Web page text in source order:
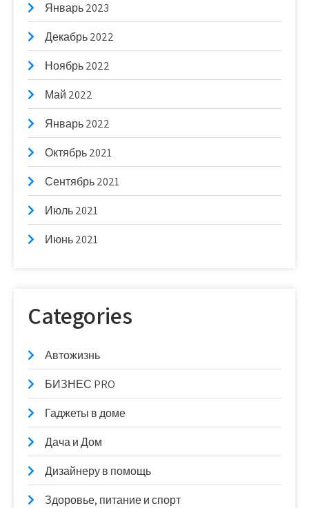
Январь 2023
Декабрь 2022
Ноябрь 2022
Май 2022
Январь 2022
Октябрь 2021
Сентябрь 2021
Июль 2021
Июнь 2021
Categories
Автожизнь
БИЗНЕС PRO
Гаджеты в доме
Дача и Дом
Дизайнеру в помощь
Здоровье, питание и спорт